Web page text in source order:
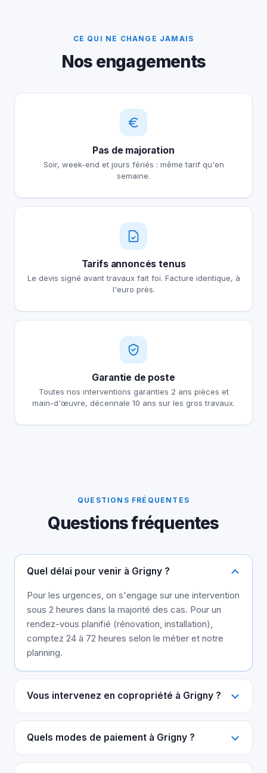
CE QUI NE CHANGE JAMAIS
Nos engagements
Pas de majoration
Soir, week-end et jours fériés : même tarif qu'en
semaine.
Tarifs annoncés tenus
Le devis signé avant travaux fait foi. Facture identique, à
l'euro près.
Garantie de poste
Toutes nos interventions garanties 2 ans pièces et
main-d'œuvre, décennale 10 ans sur les gros travaux.
QUESTIONS FRÉQUENTES
Questions fréquentes
Quel délai pour venir à Grigny ?
Pour les urgences, on s'engage sur une intervention
sous 2 heures dans la majorité des cas. Pour un
rendez-vous planifié (rénovation, installation),
comptez 24 à 72 heures selon le métier et notre
planning.
Vous intervenez en copropriété à Grigny ?
Quels modes de paiement à Grigny ?